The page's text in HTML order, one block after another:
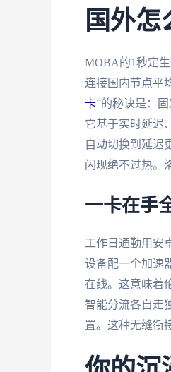
国外
MOBA的1秒定
连接国内节点平
卡”的秘诀是：
它基于实时延迟
自动切换到延迟
闪现绝不过热。
一卡在手
工作日通勤用安
设备配一个加速
在线。这意味着
智能分流各自走
置。这种无缝衔